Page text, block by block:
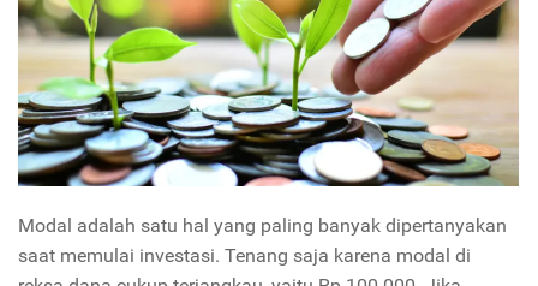
Modal adalah satu hal yang paling banyak dipertanyakan
saat memulai investasi. Tenang saja karena modal di